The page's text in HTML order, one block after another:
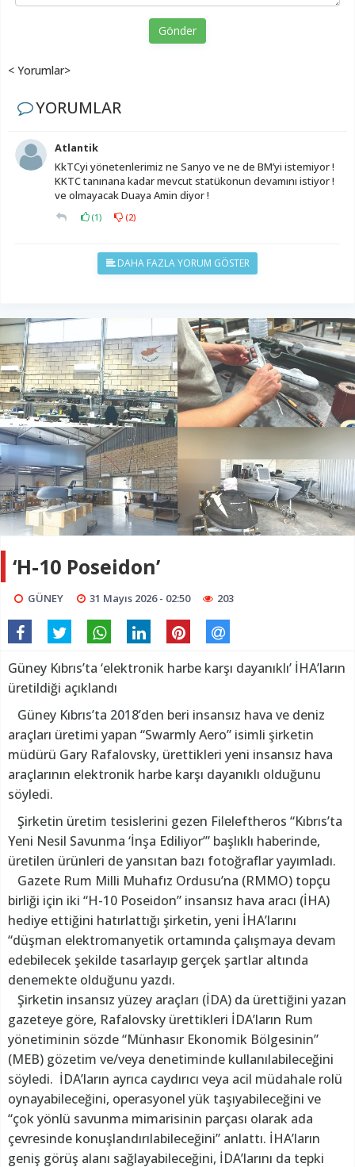
Gönder
< Yorumlar>
YORUMLAR
Atlantik
KkTCyi yönetenlerimiz ne Sanyo ve ne de BM’yi istemiyor !
KKTC tanınana kadar mevcut statükonun devamını istiyor !
ve olmayacak Duaya Amin diyor !
(1) (2)
DAHA FAZLA YORUM GÖSTER
‘H-10 Poseidon’
GÜNEY 31 Mayıs 2026 - 02:50 203
Güney Kıbrıs’ta ‘elektronik harbe karşı dayanıklı’ İHA’ların
üretildiği açıklandı
Güney Kıbrıs’ta 2018’den beri insansız hava ve deniz
araçları üretimi yapan “Swarmly Aero” isimli şirketin
müdürü Gary Rafalovsky, ürettikleri yeni insansız hava
araçlarının elektronik harbe karşı dayanıklı olduğunu
söyledi.
Şirketin üretim tesislerini gezen Fileleftheros “Kıbrıs’ta
Yeni Nesil Savunma ‘İnşa Ediliyor’” başlıklı haberinde,
üretilen ürünleri de yansıtan bazı fotoğraflar yayımladı.
Gazete Rum Milli Muhafız Ordusu’na (RMMO) topçu
birliği için iki “H-10 Poseidon” insansız hava aracı (İHA)
hediye ettiğini hatırlattığı şirketin, yeni İHA’larını
“düşman elektromanyetik ortamında çalışmaya devam
edebilecek şekilde tasarlayıp gerçek şartlar altında
denemekte olduğunu yazdı.
Şirketin insansız yüzey araçları (İDA) da ürettiğini yazan
gazeteye göre, Rafalovsky ürettikleri İDA’ların Rum
yönetiminin sözde “Münhasır Ekonomik Bölgesinin”
(MEB) gözetim ve/veya denetiminde kullanılabileceğini
söyledi. İDA’ların ayrıca caydırıcı veya acil müdahale rolü
oynayabileceğini, operasyonel yük taşıyabileceğini ve
“çok yönlü savunma mimarisinin parçası olarak ada
çevresinde konuşlandırılabileceğini” anlattı. İHA’ların
geniş görüş alanı sağlayabileceğini, İDA’larını da tepki